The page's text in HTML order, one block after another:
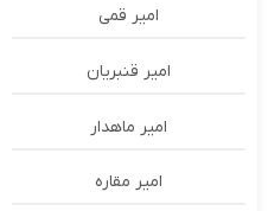
امیر قمی
امیر قنبریان
امیر ماهدار
امیر مقاره